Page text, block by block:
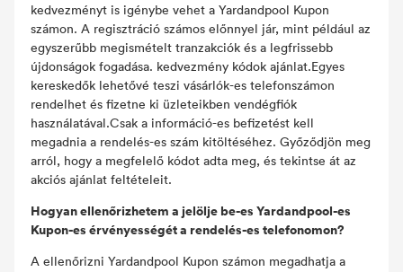
kedvezményt is igénybe vehet a Yardandpool Kupon
számon. A regisztráció számos előnnyel jár, mint például az
egyszerűbb megismételt tranzakciók és a legfrissebb
újdonságok fogadása. kedvezmény kódok ajánlat.Egyes
kereskedők lehetővé teszi vásárlók-es telefonszámon
rendelhet és fizetne ki üzleteikben vendégfiók
használatával.Csak a információ-es befizetést kell
megadnia a rendelés-es szám kitöltéséhez. Győződjön meg
arról, hogy a megfelelő kódot adta meg, és tekintse át az
akciós ajánlat feltételeit.
Hogyan ellenőrizhetem a jelölje be-es Yardandpool-es
Kupon-es érvényességét a rendelés-es telefonomon?
A ellenőrizni Yardandpool Kupon számon megadhatja a